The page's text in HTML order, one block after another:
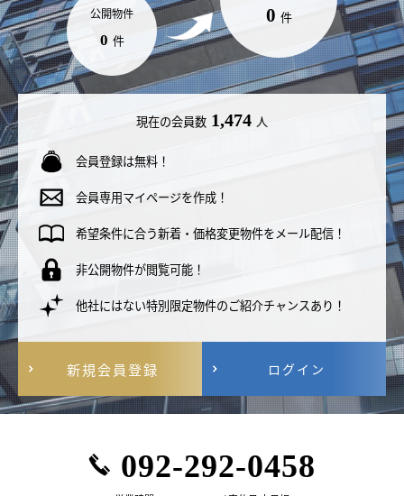
公開物件
0 件
0 件
現在の会員数 1,474 人
会員登録は無料！
会員専用マイページを作成！
希望条件に合う新着・価格変更物件をメール配信！
非公開物件が閲覧可能！
他社にはない特別限定物件のご紹介チャンスあり！
新規会員登録 ログイン
092-292-0458